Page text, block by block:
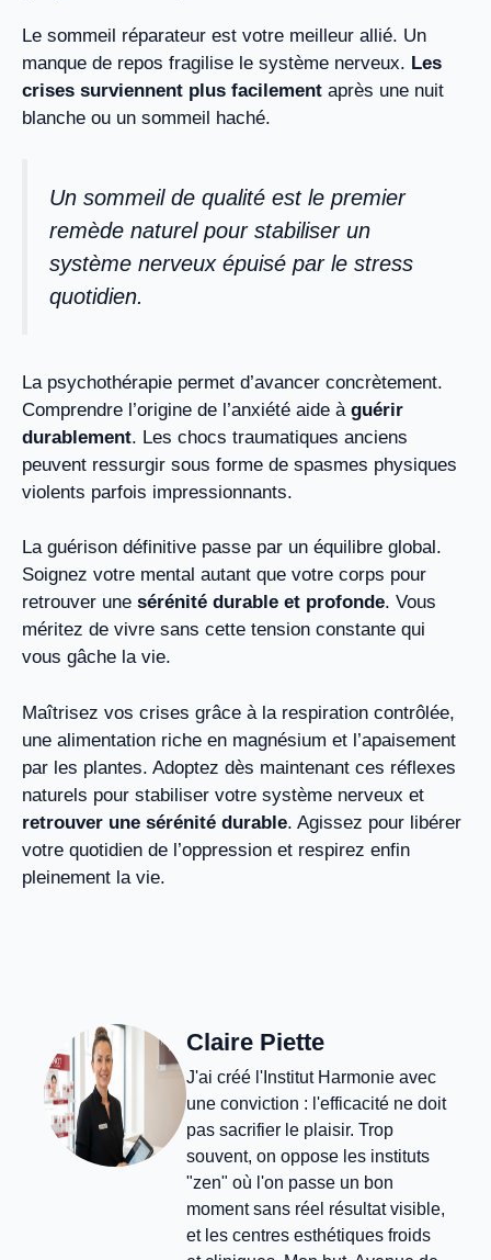
Le sommeil réparateur est votre meilleur allié. Un
manque de repos fragilise le système nerveux. Les
crises surviennent plus facilement après une nuit
blanche ou un sommeil haché.
Un sommeil de qualité est le premier
remède naturel pour stabiliser un
système nerveux épuisé par le stress
quotidien.
La psychothérapie permet d’avancer concrètement.
Comprendre l’origine de l’anxiété aide à guérir
durablement. Les chocs traumatiques anciens
peuvent ressurgir sous forme de spasmes physiques
violents parfois impressionnants.
La guérison définitive passe par un équilibre global.
Soignez votre mental autant que votre corps pour
retrouver une sérénité durable et profonde. Vous
méritez de vivre sans cette tension constante qui
vous gâche la vie.
Maîtrisez vos crises grâce à la respiration contrôlée,
une alimentation riche en magnésium et l’apaisement
par les plantes. Adoptez dès maintenant ces réflexes
naturels pour stabiliser votre système nerveux et
retrouver une sérénité durable. Agissez pour libérer
votre quotidien de l’oppression et respirez enfin
pleinement la vie.
Claire Piette
J'ai créé l'Institut Harmonie avec
une conviction : l'efficacité ne doit
pas sacrifier le plaisir. Trop
souvent, on oppose les instituts
"zen" où l'on passe un bon
moment sans réel résultat visible,
et les centres esthétiques froids